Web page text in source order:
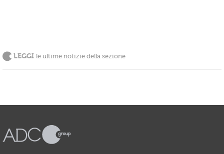
LEGGI le ultime notizie della sezione